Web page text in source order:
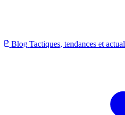
Blog Tactiques, tendances et